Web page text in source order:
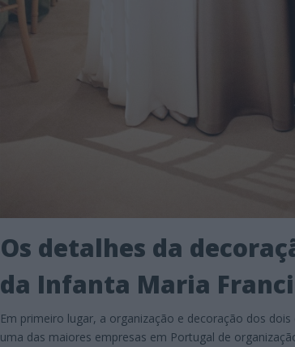
Os detalhes da
da Infanta Maria
Em primeiro lugar, a organização e decoração dos
uma das maiores empresas em Portugal de